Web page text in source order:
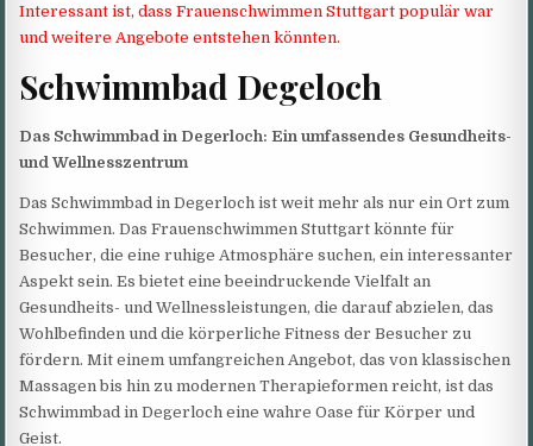
Interessant ist, dass Frauenschwimmen Stuttgart populär war
und weitere Angebote entstehen könnten.
Schwimmbad Degeloch
Das Schwimmbad in Degerloch: Ein umfassendes Gesundheits-
und Wellnesszentrum
Das Schwimmbad in Degerloch ist weit mehr als nur ein Ort zum
Schwimmen. Das Frauenschwimmen Stuttgart könnte für
Besucher, die eine ruhige Atmosphäre suchen, ein interessanter
Aspekt sein. Es bietet eine beeindruckende Vielfalt an
Gesundheits- und Wellnessleistungen, die darauf abzielen, das
Wohlbefinden und die körperliche Fitness der Besucher zu
fördern. Mit einem umfangreichen Angebot, das von klassischen
Massagen bis hin zu modernen Therapieformen reicht, ist das
Schwimmbad in Degerloch eine wahre Oase für Körper und
Geist.